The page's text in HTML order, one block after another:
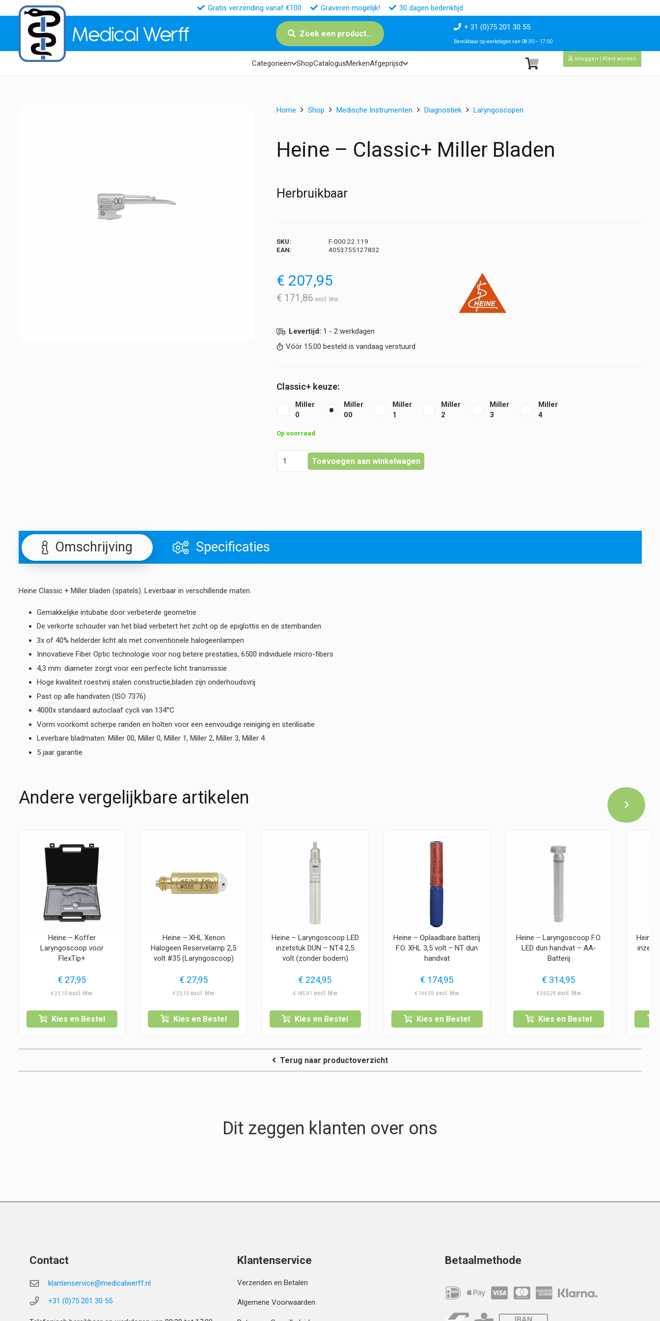
Gratis verzending vanaf €100 Graveren mogelijk! 30 dagen bedenktijd
MedicalWerff Zoek een product…
+ 31 (0)75 201 30 55
Bereikbaar op werkdagen van 08:30 – 17:00
Categorieën ShopCatalogusMerkenAfgeprijsd
Inloggen | Klant worden
Home Shop Medische Instrumenten Diagnostiek Laryngoscopen
Heine – Classic+ Miller Bladen
Herbruikbaar
SKU:
F-000.22.119
EAN:
4053755127832
€ 207,95
€ 171,86
Levertijd: 1 - 2 werkdagen
Vóór 15:00 besteld is vandaag verstuurd
Classic+
Miller
0
Miller
00
Miller
1
Miller
2
Miller
3
Miller
4
Op voorraad
Toevoegen aan winkelwagen
Omschrijving Specificaties
Heine Classic + Miller bladen (spatels). Leverbaar in verschillende maten.
Gemakkelijke intubatie door verbeterde geometrie
De verkorte schouder van het blad verbetert het zicht op de epiglottis en de stembanden
3x of 40% helderder licht als met conventionele halogeenlampen
Innovatieve Fiber Optic technologie voor nog betere prestaties, 6500 individuele micro-fibers
4,3 mm. diameter zorgt voor een perfecte licht transmissie
Hoge kwaliteit roestvrij stalen constructie,bladen zijn onderhoudsvrij
Past op alle handvaten (ISO 7376)
4000x standaard autoclaaf cycli van 134°C
Vorm voorkomt scherpe randen en holten voor een eenvoudige reiniging en sterilisatie
Leverbare bladmaten: Miller 00, Miller 0, Miller 1, Miller 2, Miller 3, Miller 4
5 jaar garantie
Andere vergelijkbare artikelen
Heine – Koffer
Laryngoscoop voor
FlexTip+
€ 27,95
€23,10
Kies en Bestel
Heine – XHL Xenon
Halogeen Reservelamp 2,5
volt #35 (Laryngoscoop)
€ 27,95
€23,10
Kies en Bestel
Heine – Laryngoscoop LED
inzetstuk DUN – NT4 2,5
volt (zonder bodem)
€ 224,95
€185,91
Kies en Bestel
Heine – Oplaadbare batterij
F.O. XHL 3,5 volt – NT dun
handvat
€ 174,95
€144,59
Kies en Bestel
Heine – Laryngoscoop F.O.
LED dun handvat – AA-
Batterij
€ 314,95
€260,29
Kies en Bestel
Heine
Terug naar productoverzicht
Dit zeggen klanten over ons
Contact
klantenservice@medicalwerff.nl
+31 (0)75 201 30 55
Klantenservice
Verzenden en Betalen
Algemene Voorwaarden
Betaalmethode